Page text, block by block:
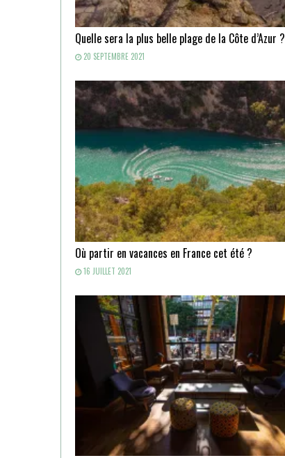
Quelle sera la plus belle plage de la Côte d’Azur ?
20 SEPTEMBRE 2021
Où partir en vacances en France cet été ?
16 JUILLET 2021